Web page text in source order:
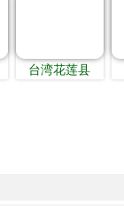
台湾花莲县